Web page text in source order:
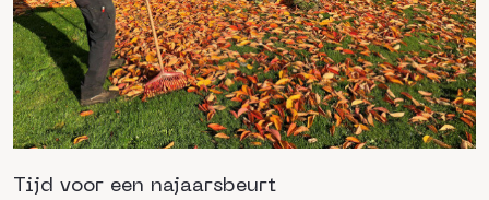
Tijd voor een najaarsbeurt